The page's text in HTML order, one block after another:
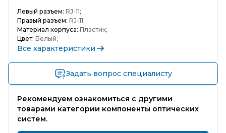
Левый разъем: RJ-11;
Правый разъем: RJ-11;
Материал корпуса: Пластик;
Цвет: Белый;
Все характеристики
Задать вопрос специалисту
Рекомендуем ознакомиться с другими
товарами категории компоненты оптических
систем.